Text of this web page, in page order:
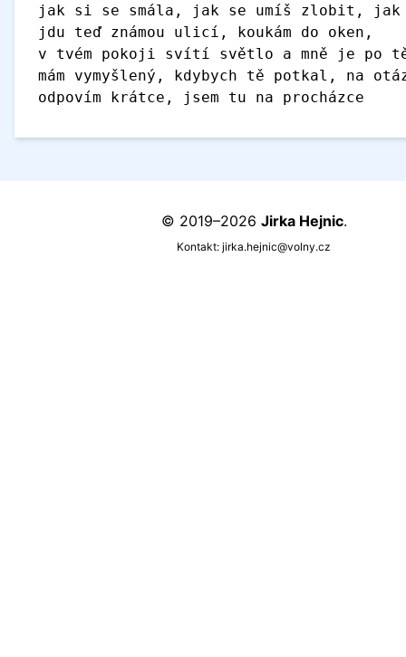
jak si se smála, jak se umíš zlobit,
jdu teď známou ulicí, koukám do oken,
v tvém pokoji svítí světlo a mně je po
mám vymyšlený, kdybych tě potkal, na
odpovím krátce, jsem tu na procházce
© 2019–2026 Jirka Hejnic.
Kontakt: jirka.hejnic@volny.cz